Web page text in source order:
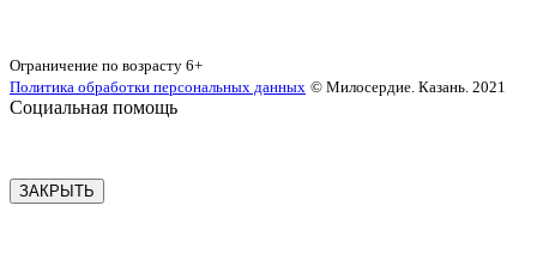
Ограничение по возрасту 6+
Политика обработки персональных данных © Милосердие. Казань. 2021
Социальная помощь
ЗАКРЫТЬ